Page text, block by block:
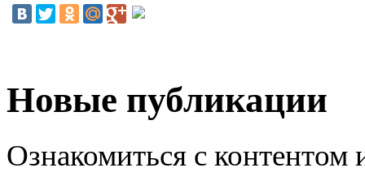
Новые публикации
Ознакомиться с контентом